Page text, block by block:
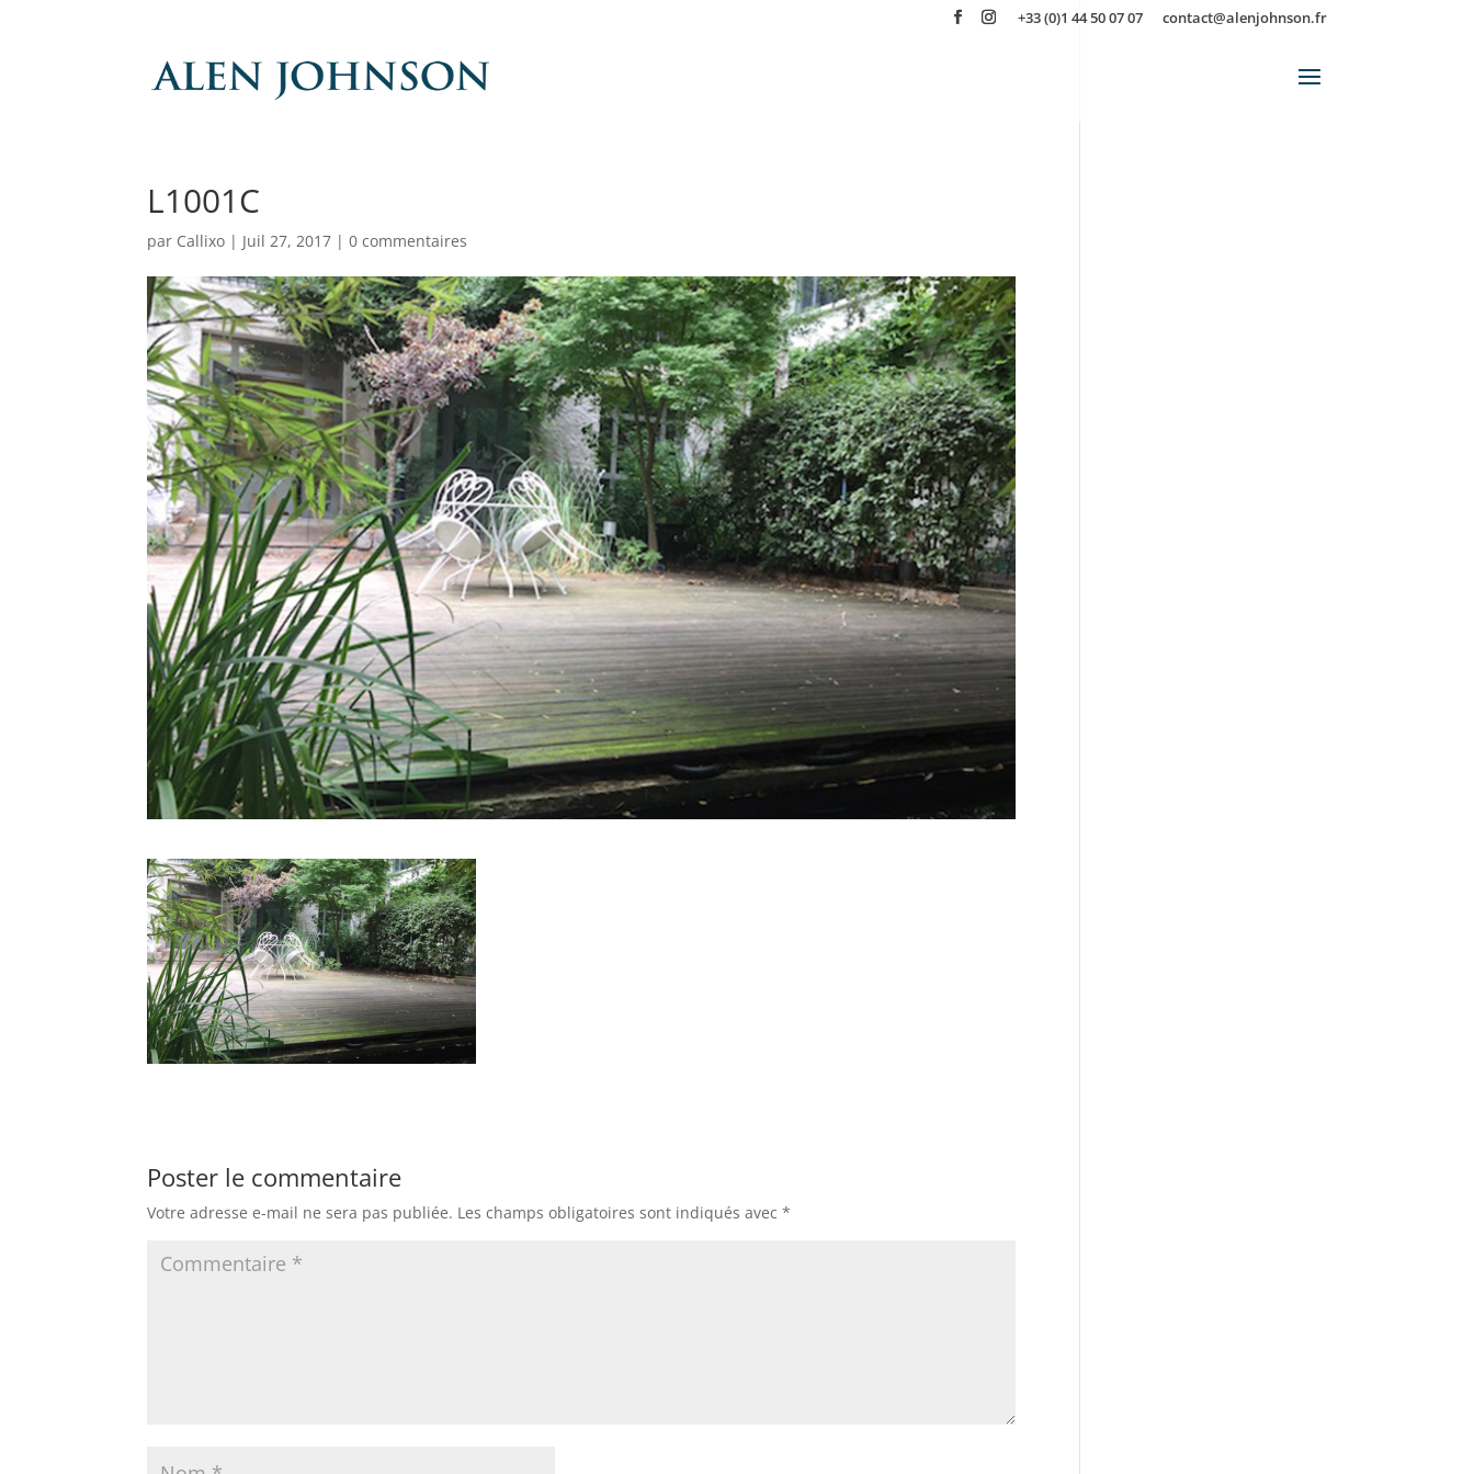
+33 (0)1 44 50 07 07 contact@alenjohnson.fr
L1001C
par Callixo | Juil 27, 2017 |0 commentaires
Poster le commentaire
Votre adresse e-mail ne sera pas publiée. Les champs obligatoires sont indiqués avec*